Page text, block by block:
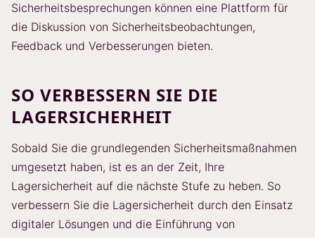
Sicherheitsbesprechungen können eine Plattform für
die Diskussion von Sicherheitsbeobachtungen,
Feedback und Verbesserungen bieten.
SO VERBESSERN SIE DIE
LAGERSICHERHEIT
Sobald Sie die grundlegenden Sicherheitsmaßnahmen
umgesetzt haben, ist es an der Zeit, Ihre
Lagersicherheit auf die nächste Stufe zu heben. So
verbessern Sie die Lagersicherheit durch den Einsatz
digitaler Lösungen und die Einführung von